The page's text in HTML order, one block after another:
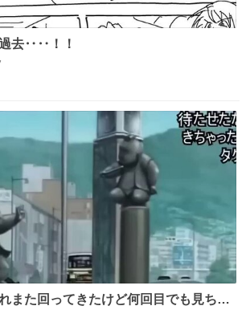
去‥‥！！
また回ってきたけど何回目でも見ちゃ